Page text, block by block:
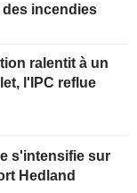
incendies
ralentit à un
l'IPC reflue
s'intensifie sur
Hedland